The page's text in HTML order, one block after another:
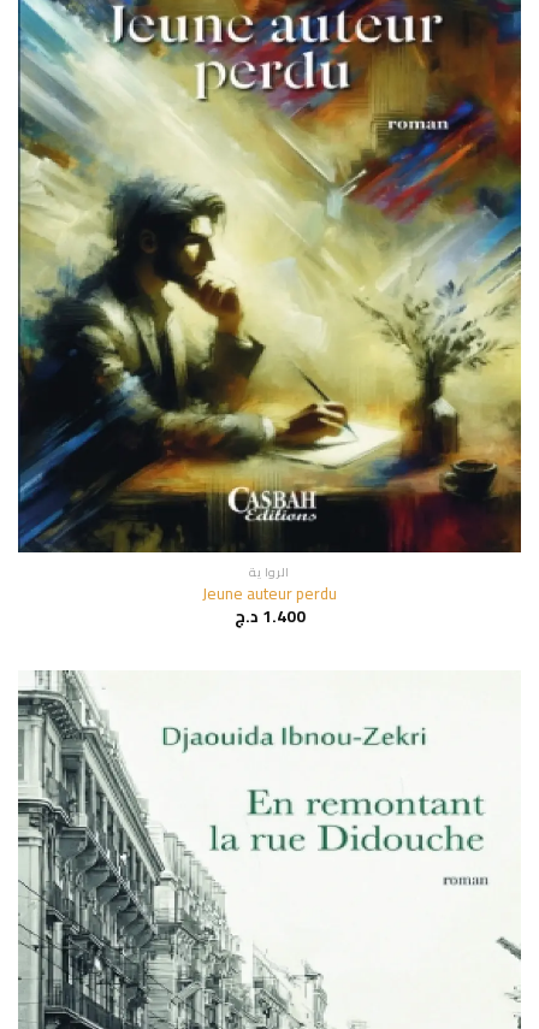
الروا ية
Jeune auteur perdu
1.400د.ج